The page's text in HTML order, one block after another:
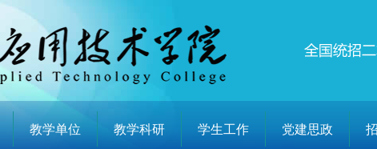
教学单位 教学科研 学生工作 党建思政